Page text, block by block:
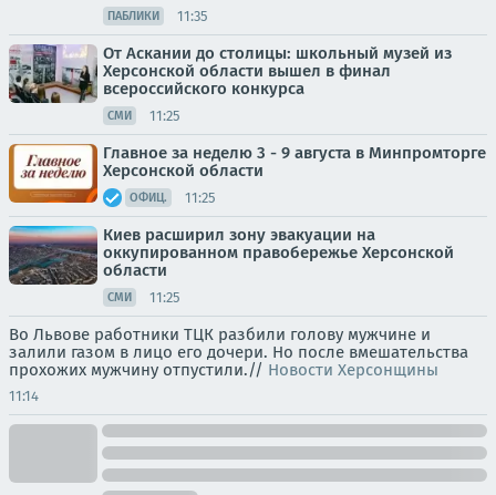
ПАБЛИКИ 11:35
От Аскании до столицы: школьный музей из
Херсонской области вышел в финал
всероссийского конкурса
СМИ 11:25
Главное за неделю 3 - 9 августа в Минпромторге
Херсонской области
ОФИЦ. 11:25
Киев расширил зону эвакуации на
оккупированном правобережье Херсонской
области
СМИ 11:25
Во Львове работники ТЦК разбили голову мужчине и
залили газом в лицо его дочери. Но после вмешательства
прохожих мужчину отпустили.// Новости Херсонщины
11:14